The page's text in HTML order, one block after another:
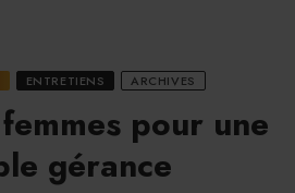
ENTRETIENS ARCHIVES
pour une
gérance